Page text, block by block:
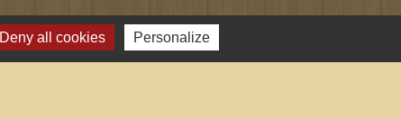
Deny all cookies Personalize